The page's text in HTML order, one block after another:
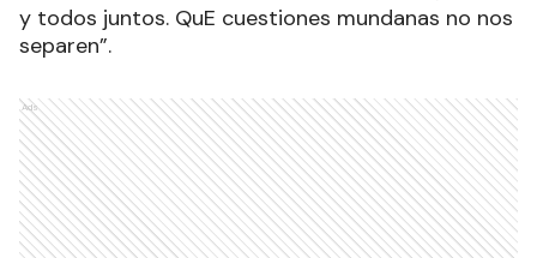
y todos juntos. QuE cuestiones mundanas no nos
separen”.
Ads